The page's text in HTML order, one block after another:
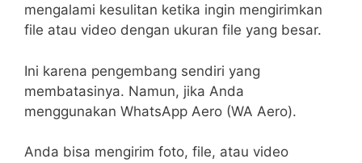
mengalami kesulitan ketika ingin mengirimkan
file atau video dengan ukuran file yang besar.
Ini karena pengembang sendiri yang
membatasinya. Namun, jika Anda
menggunakan WhatsApp Aero (WA Aero).
Anda bisa mengirim foto, file, atau video